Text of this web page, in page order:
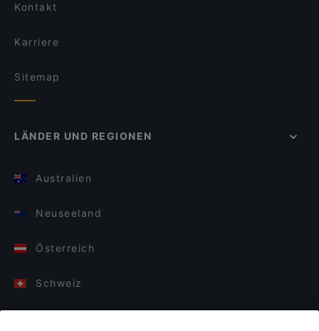
Kontakt
Karriere
Sitemap
LÄNDER UND REGIONEN
Australien
Neuseeland
Österreich
Schweiz